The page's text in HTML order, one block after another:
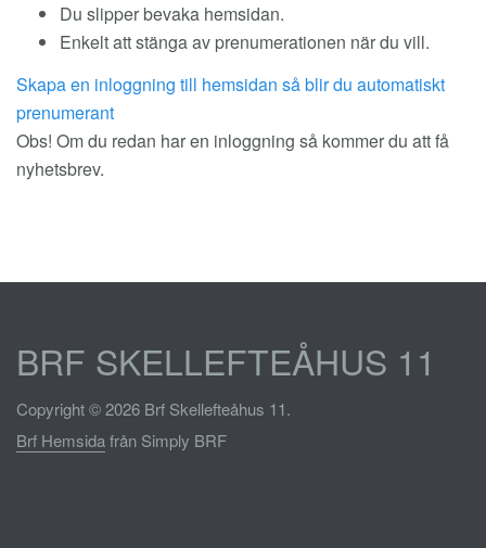
Du slipper bevaka hemsidan.
Enkelt att stänga av prenumerationen när du vill.
Skapa en inloggning till hemsidan så blir du automatiskt
prenumerant
Obs! Om du redan har en inloggning så kommer du att få
nyhetsbrev.
BRF SKELLEFTEÅHUS 11
Copyright © 2026 Brf Skellefteåhus 11.
Brf Hemsidafrån Simply BRF